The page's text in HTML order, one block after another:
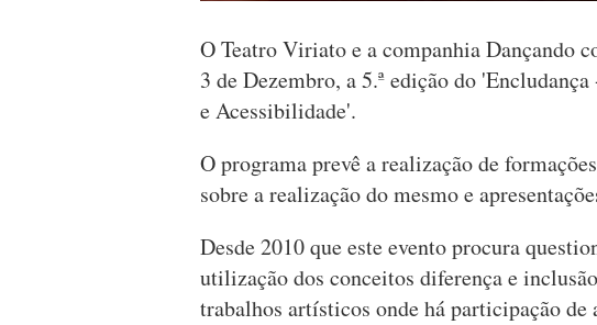
O Teatro Viriato e a companhia Dançando
3 de Dezembro, a 5.ª edição do
e Acessibilidade'.
O programa prevê a realização de
sobre a realização do mesmo e
Desde 2010 que este evento procura
utilização dos conceitos diferença e
trabalhos artísticos onde há participação